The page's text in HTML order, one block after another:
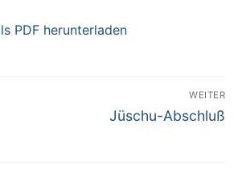
PDF herunterladen
WEITER
Nächster
Jüschu-Abschluß